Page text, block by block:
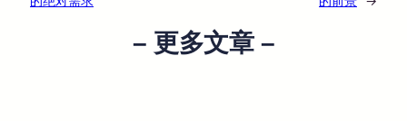
– 更多文章 –